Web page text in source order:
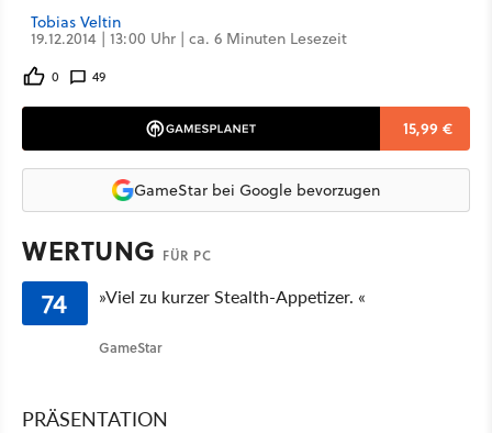
Tobias Veltin
19.12.2014 | 13:00 Uhr | ca. 6 Minuten Lesezeit
0 49
15,99 €
GameStar bei Google bevorzugen
WERTUNG FÜR PC
74 »Viel zu kurzer Stealth-Appetizer. «
GameStar
PRÄSENTATION